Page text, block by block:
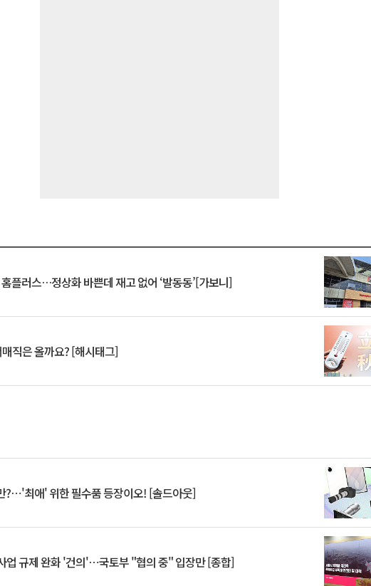
플러스…정상화 바쁜데 재고 없어 ‘발동동’[가보니]
직은 올까요? [해시태그]
?⋯'최애' 위한 필수품 등장이오! [솔드아웃]
업 규제 완화 '건의'⋯국토부 "협의 중" 입장만 [종합]